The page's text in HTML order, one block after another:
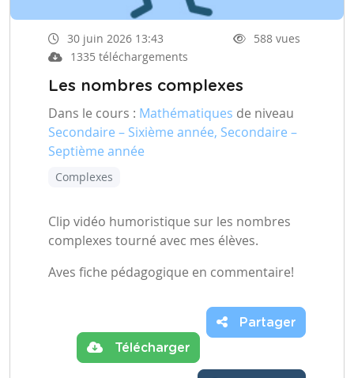
30 juin 2026 13:43
588 vues
1335 téléchargements
Les nombres complexes
Dans le cours : Mathématiques de niveau
Secondaire – Sixième année, Secondaire –
Septième année
Complexes
Clip vidéo humoristique sur les nombres
complexes tourné avec mes élèves.
Aves fiche pédagogique en commentaire!
Télécharger
Partager